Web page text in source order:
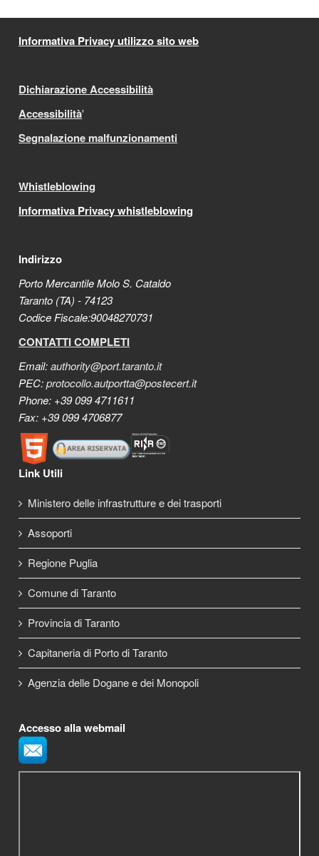
Informativa Privacy utilizzo sito web
Dichiarazione Accessibilità
Accessibilità'
Segnalazione malfunzionamenti
Whistleblowing
Informativa Privacy whistleblowing
Indirizzo
Porto Mercantile Molo S. Cataldo
Taranto (TA) - 74123
Codice Fiscale:90048270731
CONTATTI COMPLETI
Email:authority@port.taranto.it
PEC:protocollo.autportta@postecert.it
Phone: +39 099 4711611
Fax: +39 099 4706877
Link Utili
Ministero delle infrastrutture e dei trasporti
Assoporti
Regione Puglia
Comune di Taranto
Provincia di Taranto
Capitaneria di Porto di Taranto
Agenzia delle Dogane e dei Monopoli
Accesso alla webmail